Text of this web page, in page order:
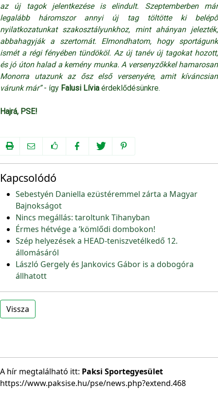
az új tagok jelentkezése is elindult. Szeptemberben már
legalább háromszor annyi új tag töltötte ki belépő
nyilatkozatunkat szakosztályunkhoz, mint ahányan jelezték,
abbahagyják a szertornát. Elmondhatom, hogy sportágunk
ismét a régi fényében tündököl. Az új tanév új tagokat hozott,
és jó úton halad a kemény munka. A versenyzőkkel hamarosan
Monorra utazunk az ősz első versenyére, amit kíváncsian
várunk már”- így Falusi Lívia érdeklődésünkre.
Hajrá, PSE!
Kapcsolódó
Sebestyén Daniella ezüstéremmel zárta a Magyar
Bajnokságot
Nincs megállás: taroltunk Tihanyban
Érmes hétvége a ’kömlődi dombokon!
Szép helyezések a HEAD-teniszvetélkedő 12.
állomásáról
László Gergely és Jankovics Gábor is a dobogóra
állhatott
Vissza
A hír megtalálható itt: Paksi Sportegyesület
https://www.paksise.hu/pse/news.php?extend.468